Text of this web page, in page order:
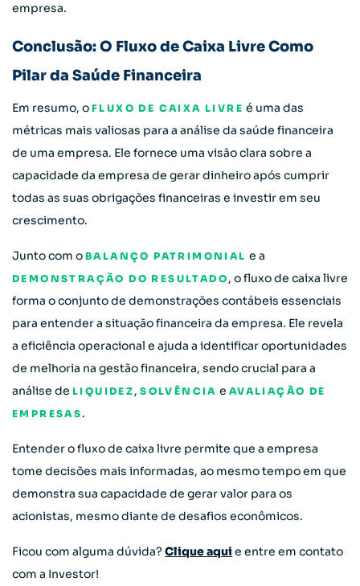
empresa.
Conclusão: O Fluxo de Caixa Livre Como
Pilar da Saúde Financeira
Em resumo, o FLUXO DE CAIXA LIVRE é uma das
métricas mais valiosas para a análise da saúde financeira
de uma empresa. Ele fornece uma visão clara sobre a
capacidade da empresa de gerar dinheiro após cumprir
todas as suas obrigações financeiras e investir em seu
crescimento.
Junto com o BALANÇO PATRIMONIAL e a
DEMONSTRAÇÃO DO RESULTADO , o fluxo de caixa livre
forma o conjunto de demonstrações contábeis essenciais
para entender a situação financeira da empresa. Ele revela
a eficiência operacional e ajuda a identificar oportunidades
de melhoria na gestão financeira, sendo crucial para a
análise de LIQUIDEZ ,SOLVÊNCIA e AVALIAÇÃO DE
EMPRESAS .
Entender o fluxo de caixa livre permite que a empresa
tome decisões mais informadas, ao mesmo tempo em que
demonstra sua capacidade de gerar valor para os
acionistas, mesmo diante de desafios econômicos.
Ficou com alguma dúvida? Clique aqui e entre em contato
com a Investor!